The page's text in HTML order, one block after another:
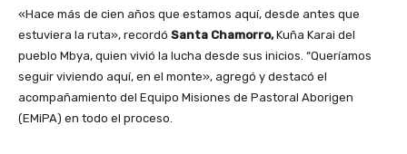
«Hace más de cien años que estamos aquí, desde antes que
estuviera la ruta», recordó Santa Chamorro,Kuña Karai del
pueblo Mbya, quien vivió la lucha desde sus inicios. “Queríamos
seguir viviendo aquí, en el monte», agregó y destacó el
acompañamiento del Equipo Misiones de Pastoral Aborigen
(EMiPA) en todo el proceso.